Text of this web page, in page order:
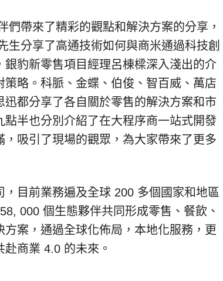
們帶來了精彩的觀點和解決方案的分享，
生分享了高通技術如何與商米通過科技創
豹新零售項目經理呂棟樑深入淺出的介
略。科脈、金蝶、伯俊、智百威、萬店
都分享了各自關於零售的解決方案和市
半也分別介紹了在大程序商一站式開發
吸引了現場的觀眾，為大家帶來了更多
，目前業務遍及全球 200 多個國家和地區
58, 000 個生態夥伴共同形成零售、餐飲、
案，通過全球化佈局，本地化服務，更
赴商業 4.0 的未來。